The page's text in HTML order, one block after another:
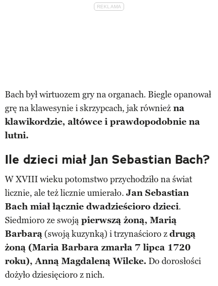
Bach był wirtuozem gry na organach. Biegle opanował
grę na klawesynie i skrzypcach, jak również na
klawikordzie, altówce i prawdopodobnie na
lutni.
Ile dzieci miał Jan Sebastian Bach?
W XVIII wieku potomstwo przychodziło na świat
licznie, ale też licznie umierało. Jan Sebastian
Bach miał łącznie dwadzieścioro dzieci.
Siedmioro ze swoją pierwszą żoną, Marią
Barbarą (swoją kuzynką) i trzynaścioro zdrugą
żoną (Maria Barbara zmarła 7 lipca 1720
roku), Anną Magdaleną Wilcke. Do dorosłości
dożyło dziesięcioro z nich.